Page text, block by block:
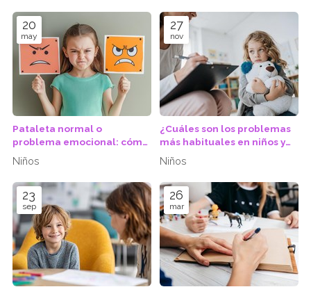
20
may
Pataleta normal o
problema emocional: cómo
distinguirlas antes de los 6
años
Niños
27
nov
¿Cuáles son los problemas
más habituales en niños y
adolescentes que deben
tratar con un psicólogo?
Niños
23
sep
26
mar